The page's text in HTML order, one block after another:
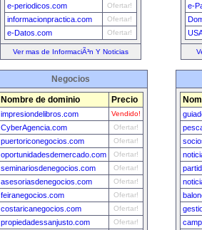
e-periodicos.com Ofertar!
informacionpractica.com Ofertar!
e-Datos.com Ofertar!
Ver mas de InformaciÃ³n Y Noticias
e-
Negocios
Nombre de dominio Precio
impresiondelibros.com Vendido!
CyberAgencia.com Ofertar!
puertoriconegocios.com Ofertar!
oportunidadesdemercado.com Ofertar!
seminariosdenegocios.com Ofertar!
asesoriasdenegocios.com Ofertar!
feiranegocios.com Ofertar!
costaricanegocios.com Ofertar!
propiedadessanjusto.com Ofertar!